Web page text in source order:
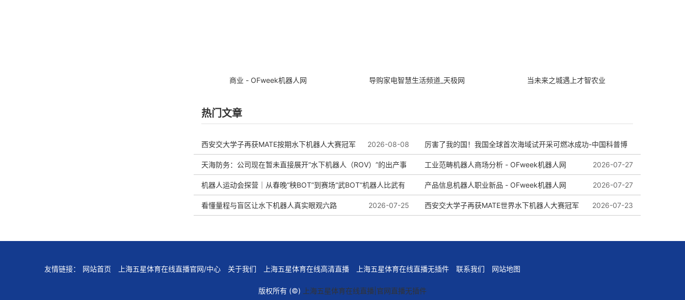
商业 - OFweek机器人网 导购家电智慧生活频道_天极网 当未来之城遇上才智农业
热门文章
西安交大学子再获MATE按期水下机器人大赛冠军 2026-08-08 厉害了我的国！我国全球首次海域试开采可燃冰成功-中国科普博
览
2026-08-04
天海防务：公司现在暂未直接展开“水下机器人（ROV）”的出产事
务
2026-08-01
工业范畴机器人商场分析 - OFweek机器人网 2026-07-27
机器人运动会探营｜从春晚“秧BOT”到赛场“武BOT”机器人比武有
啥看头？
产品信息机器人职业新品 - OFweek机器人网 2026-07-27
看懂量程与盲区让水下机器人真实眼观六路 2026-07-25 西安交大学子再获MATE世界水下机器人大赛冠军 2026-07-23
友情链接： 网站首页 上海五星体育在线直播官网/中心 关于我们 上海五星体育在线高清直播 上海五星体育在线直播无插件 联系我们 网站地图
版权所有 (©) 上海五星体育在线直播|官网直播无插件